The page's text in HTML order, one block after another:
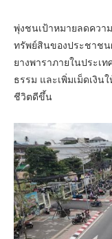
พุ่งชนเป้าหมายลดควา
ทรัพย์สินของประชาช
ยางพาราภายในประเ
ธรรม และเพิ่มเม็ดเงิ
ชีวิตดีขึ้น